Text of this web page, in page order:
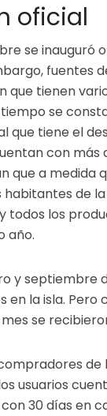
oficial
se inauguró
fuentes
que tienen
se
que tiene el
con más
que a medida
de
todos los
año.
y septiembre
en la isla. Pero
se
usuarios
30 días en